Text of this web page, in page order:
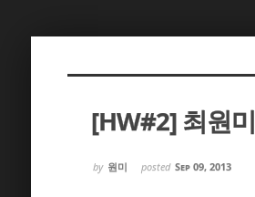
[HW#2] 최원미
by 원미 posted Sep 09, 2013
치북5
치북5